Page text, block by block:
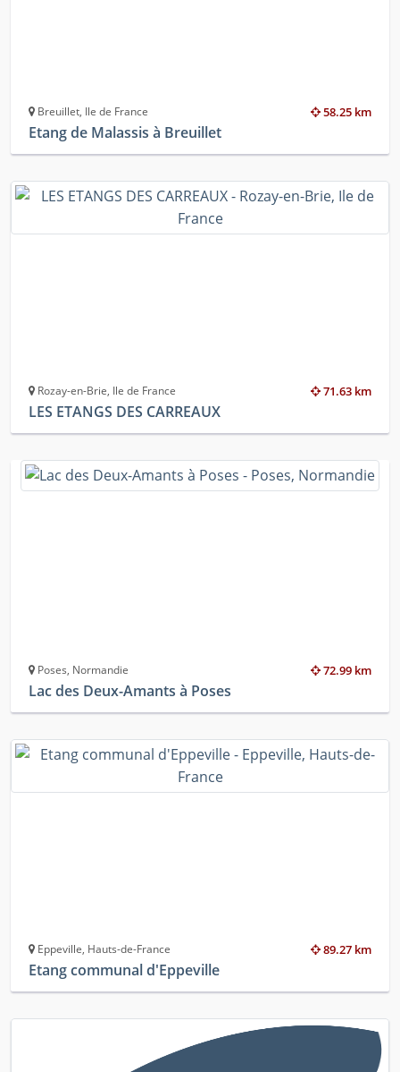
58.25 km
Breuillet, Ile de France
Etang de Malassis à Breuillet
71.63 km
Rozay-en-Brie, Ile de France
LES ETANGS DES CARREAUX
72.99 km
Poses, Normandie
Lac des Deux-Amants à Poses
89.27 km
Eppeville, Hauts-de-France
Etang communal d'Eppeville